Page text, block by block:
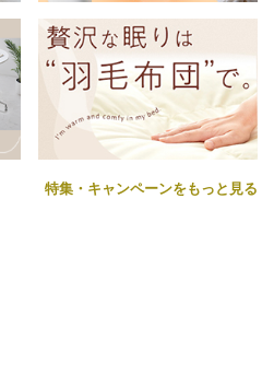
特集・キャンペーンをもっと見る